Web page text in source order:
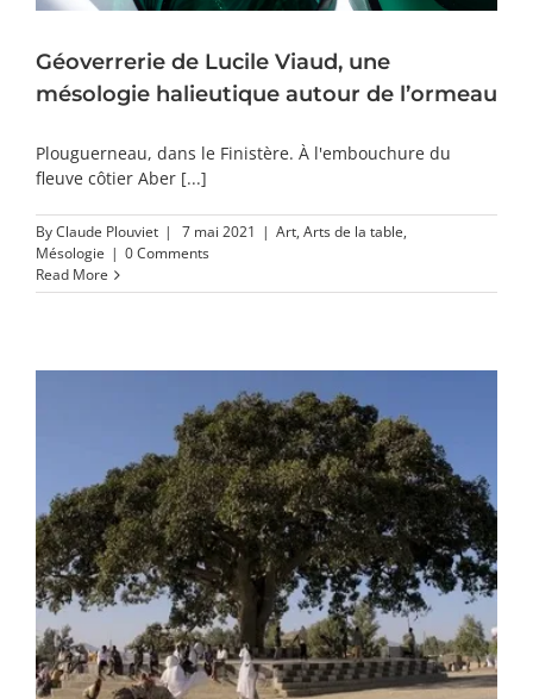
Géoverrerie de Lucile Viaud, une
mésologie halieutique autour de l’ormeau
Plouguerneau, dans le Finistère. À l'embouchure du
fleuve côtier Aber [...]
ByClaude Plouviet | 7 mai 2021 | Art, Arts de la table,
Mésologie | 0 Comments
Read More